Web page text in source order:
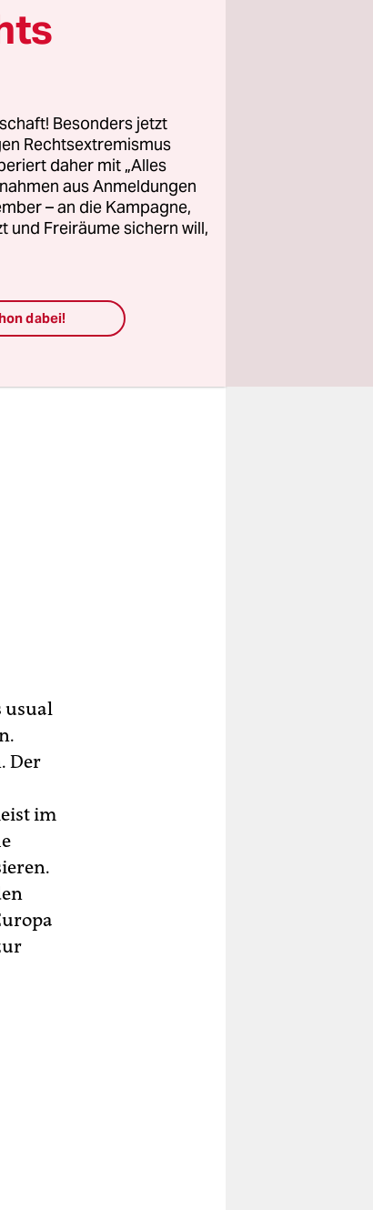
usual
Der
im
Besonders jetzt
Rechtsextremismus
daher mit „Alles
aus Anmeldungen
– an die Kampagne,
und Freiräume sichern will,
dabei!